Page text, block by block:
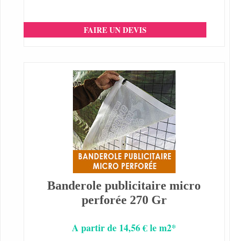
FAIRE UN DEVIS
Banderole publicitaire micro
perforée 270 Gr
A partir de 14,56 € le m2*